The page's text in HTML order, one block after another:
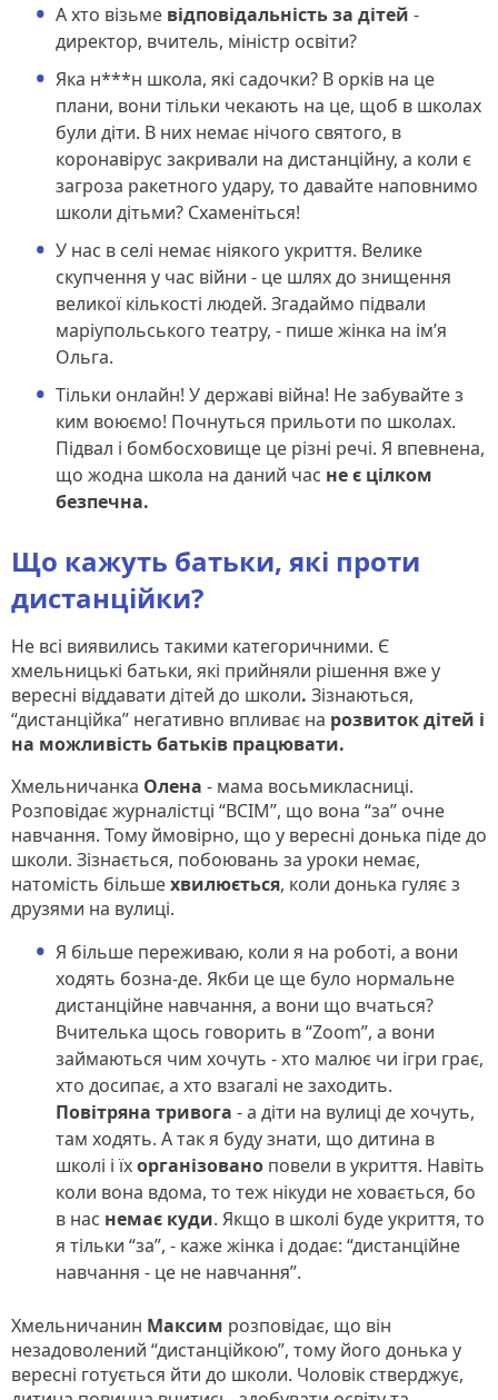
А хто візьме відповідальність за дітей -
директор, вчитель, міністр освіти?
Яка н***н школа, які садочки? В орків на це
плани, вони тільки чекають на це, щоб в школах
були діти. В них немає нічого святого, в
коронавірус закривали на дистанційну, а коли є
загроза ракетного удару, то давайте наповнимо
школи дітьми? Схаменіться!
У нас в селі немає ніякого укриття. Велике
скупчення у час війни - це шлях до знищення
великої кількості людей. Згадаймо підвали
маріупольського театру, - пише жінка на ім’я
Ольга.
Тільки онлайн! У державі війна! Не забувайте з
ким воюємо! Почнуться прильоти по школах.
Підвал і бомбосховище це різні речі. Я впевнена,
що жодна школа на даний час не є цілком
безпечна.
Що кажуть батьки, які проти
дистанційки?
Не всі виявились такими категоричними. Є
хмельницькі батьки, які прийняли рішення вже у
вересні віддавати дітей до школи. Зізнаються,
“дистанційка” негативно впливає на розвиток дітей і
на можливість батьків працювати.
Хмельничанка Олена - мама восьмикласниці.
Розповідає журналістці “ВСІМ”, що вона “за” очне
навчання. Тому ймовірно, що у вересні донька піде до
школи. Зізнається, побоювань за уроки немає,
натомість більшехвилюється, коли донька гуляє з
друзями на вулиці.
Я більше переживаю, коли я на роботі, а вони
ходять бозна-де. Якби це ще було нормальне
дистанційне навчання, а вони що вчаться?
Вчителька щось говорить в “Zoom”, а вони
займаються чим хочуть - хто малює чи ігри грає,
хто досипає, а хто взагалі не заходить.
Повітряна тривога - а діти на вулиці де хочуть,
там ходять. А так я буду знати, що дитина в
школі і їхорганізовано повели в укриття. Навіть
коли вона вдома, то теж нікуди не ховається, бо
в нас немає куди. Якщо в школі буде укриття, то
я тільки “за”, - каже жінка і додає: “дистанційне
навчання - це не навчання”.
Хмельничанин Максим розповідає, що він
незадоволений “дистанційкою”, тому його донька у
вересні готується йти до школи. Чоловік стверджує,